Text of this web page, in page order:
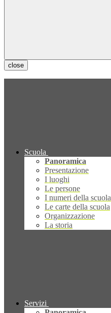
close
Scuola
Panoramica
Presentazione
I luoghi
Le persone
I numeri della scuola
Le carte della scuola
Organizzazione
La storia
Servizi